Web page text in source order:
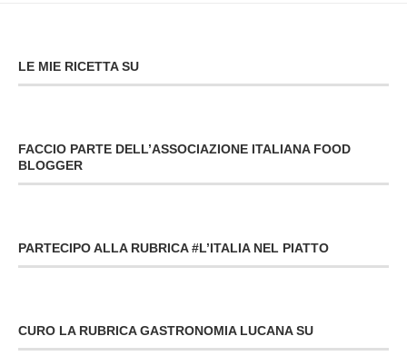
LE MIE RICETTA SU
FACCIO PARTE DELL’ASSOCIAZIONE ITALIANA FOOD
BLOGGER
PARTECIPO ALLA RUBRICA #L’ITALIA NEL PIATTO
CURO LA RUBRICA GASTRONOMIA LUCANA SU